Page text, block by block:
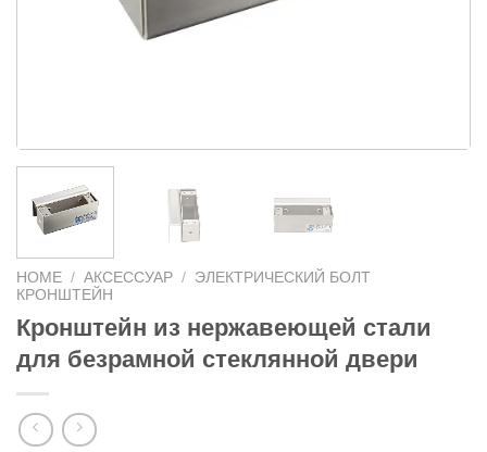
HOME / АКСЕССУАР / ЭЛЕКТРИЧЕСКИЙ БОЛТ
КРОНШТЕЙН
Кронштейн из нержавеющей стали
для безрамной стеклянной двери